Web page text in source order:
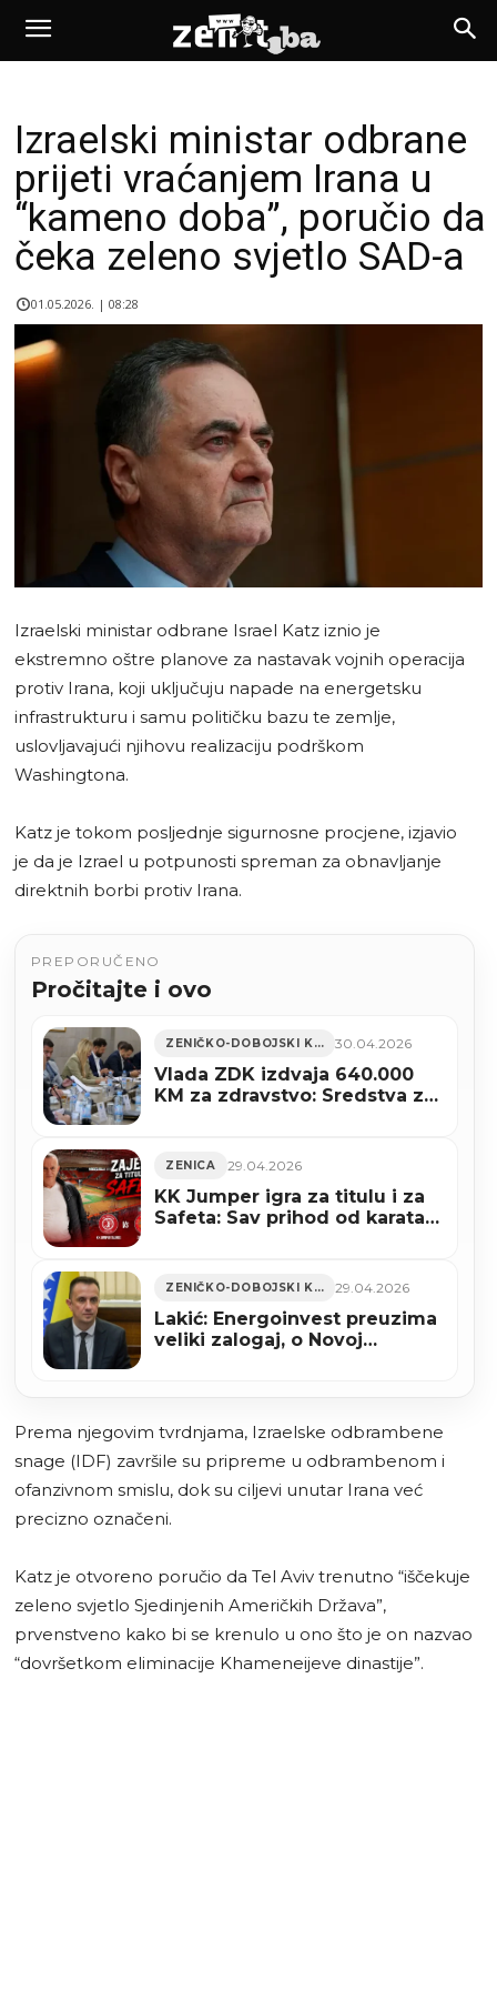
Izraelski ministar odbrane
prijeti vraćanjem Irana u
“kameno doba”, poručio da
čeka zeleno svjetlo SAD-a
01.05.2026. | 08:28
Izraelski ministar odbrane Israel Katz iznio je
ekstremno oštre planove za nastavak vojnih operacija
protiv Irana, koji uključuju napade na energetsku
infrastrukturu i samu političku bazu te zemlje,
uslovljavajući njihovu realizaciju podrškom
Washingtona.
Katz je tokom posljednje sigurnosne procjene, izjavio
je da je Izrael u potpunosti spreman za obnavljanje
direktnih borbi protiv Irana.
PREPORUČENO
Pročitajte i ovo
ZENIČKO-DOBOJSKI KANTON 30.04.2026
Vlada ZDK izdvaja 640.000
KM za zdravstvo: Sredstva za
ZENICA 29.04.2026
KK Jumper igra za titulu i za
Safeta: Sav prihod od karata
ZENIČKO-DOBOJSKI KANTON 29.04.2026
Lakić: Energoinvest preuzima
veliki zalogaj, o Novoj
Prema njegovim tvrdnjama, Izraelske odbrambene
snage (IDF) završile su pripreme u odbrambenom i
ofanzivnom smislu, dok su ciljevi unutar Irana već
precizno označeni.
Katz je otvoreno poručio da Tel Aviv trenutno “iščekuje
zeleno svjetlo Sjedinjenih Američkih Država”,
prvenstveno kako bi se krenulo u ono što je on nazvao
“dovršetkom eliminacije Khameneijeve dinastije”.